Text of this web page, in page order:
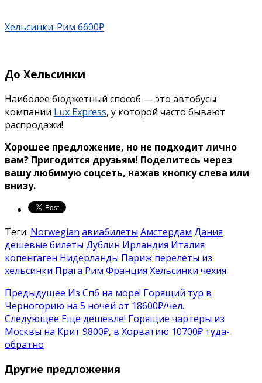
Хельсинки-Рим 6600₽
До Хельсинки
Наиболее бюджетный способ — это автобусы
компании Lux Express, у которой часто бывают
распродажи!
Хорошее предложение, но не подходит лично
вам? Пригодится друзьям! Поделитесь через
вашу любимую соцсеть, нажав кнопку слева или
внизу.
Теги: Norwegian авиабилеты Амстердам Дания
дешевые билеты Дублин Ирландия Италия
копенгаген Нидерланды Париж перелеты из
хельсинки Прага Рим Франция Хельсинки чехия
Предыдущее Из Спб на море! Горящий тур в
Черногорию на 5 ночей от 18600₽/чел.
Следующее Еще дешевле! Горящие чартеры из
Москвы на Крит 9800₽, в Хорватию 10700₽ туда-
обратно
Другие предложения